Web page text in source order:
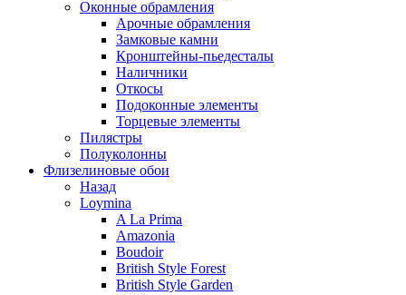
Оконные обрамления
Арочные обрамления
Замковые камни
Кронштейны-пьедесталы
Наличники
Откосы
Подоконные элементы
Торцевые элементы
Пилястры
Полуколонны
Флизелиновые обои
Назад
Loymina
A La Prima
Amazonia
Boudoir
British Style Forest
British Style Garden